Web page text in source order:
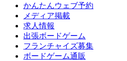
かんたんウェブ予約
メディア掲載
求人情報
出張ボードゲーム
フランチャイズ募集
ボードゲーム通販